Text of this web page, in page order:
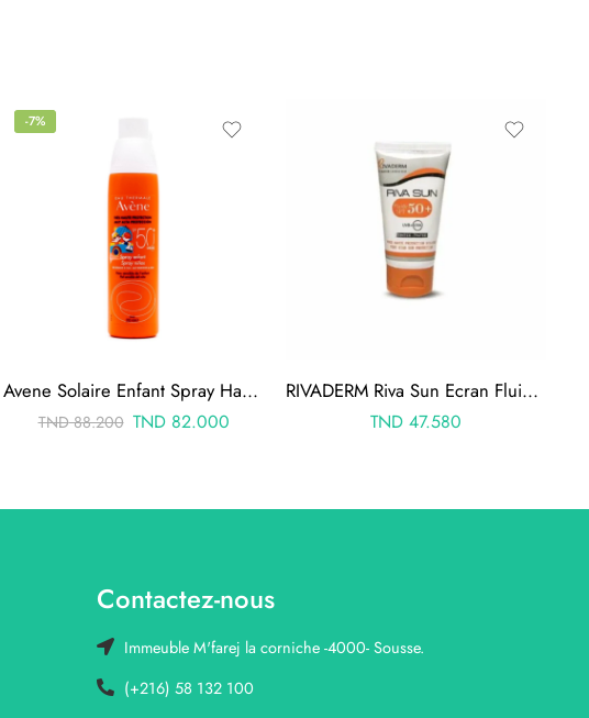
-7%
Avene Solaire Enfant Spray Haute Protection Spf 50+ 200ml
TND88.200 TND82.000
RIVADERM Riva Sun Ecran Fluide Teinté SPF50+ 50ml
TND 47.580
Contactez-nous
Immeuble M'farej la corniche -4000- Sousse.
(+216) 58 132 100